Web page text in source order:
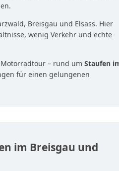
Breisgau und Elsass. Hier
wenig Verkehr und echte
– rund um Staufen
für einen gelungenen
im Breisgau und